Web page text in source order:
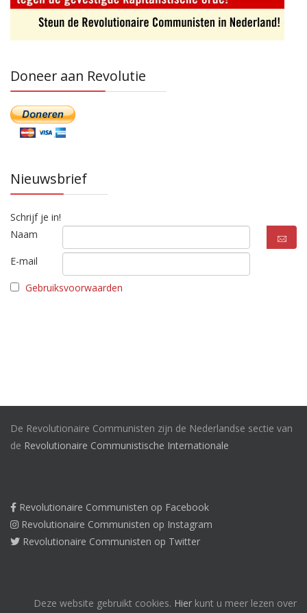
Doneer aan Revolutie
Nieuwsbrief
Schrijf je in!
Naam
E-mail
Gebruiksvoorwaarden
De Revolutionaire Communisten zijn de Nederlandse sectie van
de Revolutionaire Communistische Internationale
Revolutionaire Communisten op Facebook
Revolutionaire Communisten op Instagram
Revolutionaire Communisten op Twitter
Deze website gebruikt cookies. Hier kunt u meer lezen over